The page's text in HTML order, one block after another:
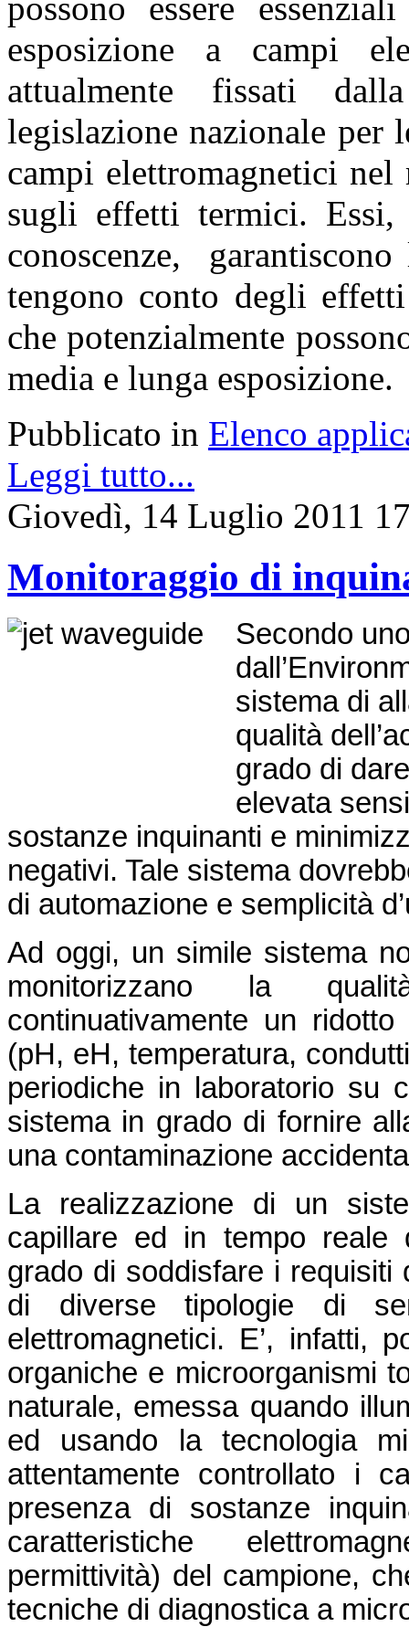
possono essere
esposizione a campi
attualmente fissati
legislazione nazionale per
campi elettromagnetici
sugli effetti termici. Essi,
conoscenze,
tengono conto degli
che potenzialmente
media e lunga
Pubblicato in Elenco
Leggi tutto...
Giovedì, 14 Luglio 2011
Monitoraggio di
Secondo
sistema di
qualità
grado di
elevata
sostanze inquinanti e
negativi. Tale sistema
di automazione e semplicità
Ad oggi, un simile sistema
monitorizzano la
continuativamente un
(pH, eH, temperatura,
periodiche in laboratorio su
sistema in grado di fornire
una contaminazione
La realizzazione di un
capillare ed in tempo reale
grado di soddisfare i requisiti
di diverse tipologie di
elettromagnetici. E’, infatti,
organiche e microorganismi
naturale, emessa quando
ed usando la tecnologia
attentamente controllato i
presenza di sostanze
caratteristiche
permittività) del campione,
tecniche di diagnostica a